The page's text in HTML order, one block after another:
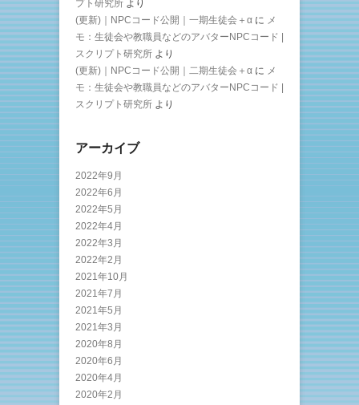
プト研究所 より
(更新)｜NPCコード公開｜一期生徒会＋α に メ
モ：生徒会や教職員などのアバターNPCコード |
スクリプト研究所 より
(更新)｜NPCコード公開｜二期生徒会＋α に メ
モ：生徒会や教職員などのアバターNPCコード |
スクリプト研究所 より
アーカイブ
2022年9月
2022年6月
2022年5月
2022年4月
2022年3月
2022年2月
2021年10月
2021年7月
2021年5月
2021年3月
2020年8月
2020年6月
2020年4月
2020年2月